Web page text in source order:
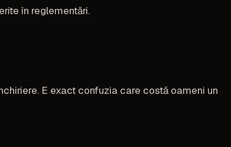
în reglementări.
E exact confuzia care costă oameni un